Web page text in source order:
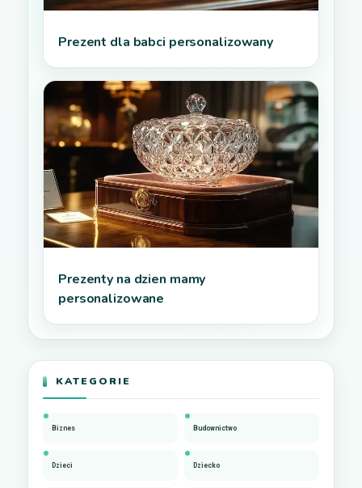
Prezent dla babci personalizowany
Prezenty na dzien mamy
personalizowane
KATEGORIE
Biznes Budownictwo
Dzieci Dziecko